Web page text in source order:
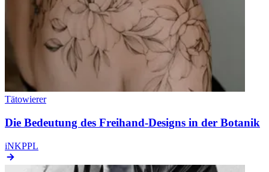
Tätowierer
Die Bedeutung des Freihand-Designs in der Botanik
iNKPPL